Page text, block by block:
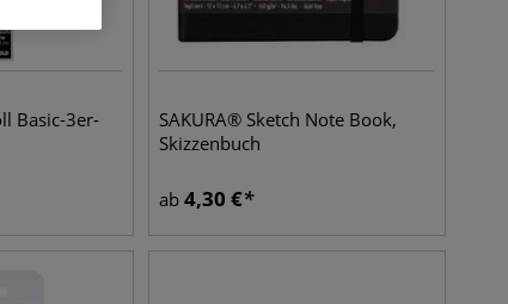
Basic-3er-
SAKURA® Sketch Note Book,
Skizzenbuch
ab 4,30 €